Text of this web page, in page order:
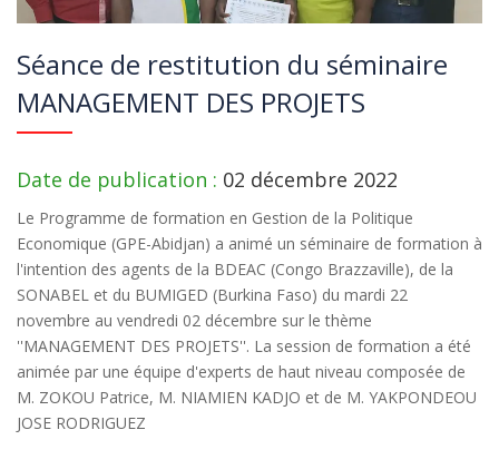
Séance de restitution du séminaire
MANAGEMENT DES PROJETS
Date de publication : 02 décembre 2022
Le Programme de formation en Gestion de la Politique
Economique (GPE-Abidjan) a animé un séminaire de formation à
l'intention des agents de la BDEAC (Congo Brazzaville), de la
SONABEL et du BUMIGED (Burkina Faso) du mardi 22
novembre au vendredi 02 décembre sur le thème
''MANAGEMENT DES PROJETS''. La session de formation a été
animée par une équipe d'experts de haut niveau composée de
M. ZOKOU Patrice, M. NIAMIEN KADJO et de M. YAKPONDEOU
JOSE RODRIGUEZ